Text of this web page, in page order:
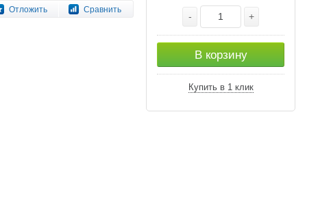
Отложить Сравнить
- +
В корзину
Купить в 1 клик